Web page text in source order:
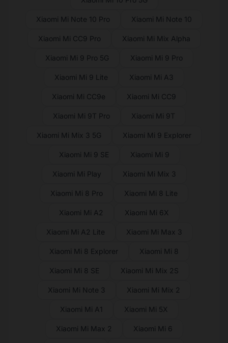
Xiaomi Mi Note 10 Pro Xiaomi Mi Note 10
Xiaomi Mi CC9 Pro Xiaomi Mi Mix Alpha
Xiaomi Mi 9 Pro 5G Xiaomi Mi 9 Pro
Xiaomi Mi 9 Lite Xiaomi Mi A3
Xiaomi Mi CC9e Xiaomi Mi CC9
Xiaomi Mi 9T Pro Xiaomi Mi 9T
Xiaomi Mi Mix 3 5G Xiaomi Mi 9 Explorer
Xiaomi Mi 9 SE Xiaomi Mi 9
Xiaomi Mi Play Xiaomi Mi Mix 3
Xiaomi Mi 8 Pro Xiaomi Mi 8 Lite
Xiaomi Mi A2 Xiaomi Mi 6X
Xiaomi Mi A2 Lite Xiaomi Mi Max 3
Xiaomi Mi 8 Explorer Xiaomi Mi 8
Xiaomi Mi 8 SE Xiaomi Mi Mix 2S
Xiaomi Mi Note 3 Xiaomi Mi Mix 2
Xiaomi Mi A1 Xiaomi Mi 5X
Xiaomi Mi Max 2 Xiaomi Mi 6